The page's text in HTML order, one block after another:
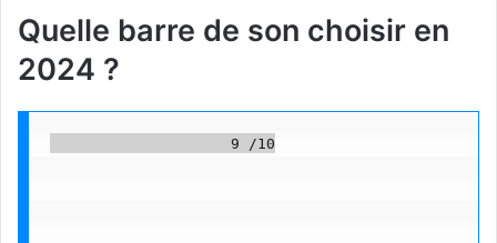
Quelle barre de son choisir en
2024 ?
                    9 /10